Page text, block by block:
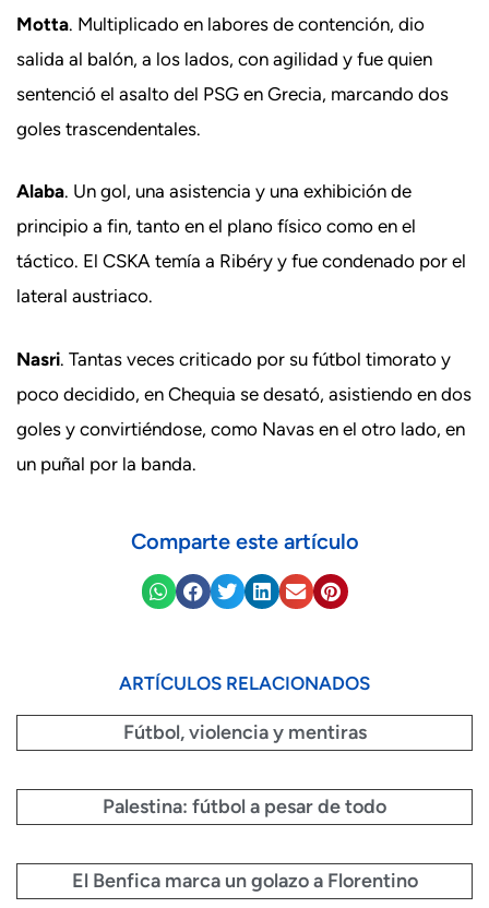
Motta. Multiplicado en labores de contención, dio
salida al balón, a los lados, con agilidad y fue quien
sentenció el asalto del PSG en Grecia, marcando dos
goles trascendentales.
Alaba. Un gol, una asistencia y una exhibición de
principio a fin, tanto en el plano físico como en el
táctico. El CSKA temía a Ribéry y fue condenado por el
lateral austriaco.
Nasri. Tantas veces criticado por su fútbol timorato y
poco decidido, en Chequia se desató, asistiendo en dos
goles y convirtiéndose, como Navas en el otro lado, en
un puñal por la banda.
Comparte este artículo
ARTÍCULOS RELACIONADOS
Fútbol, violencia y mentiras
Palestina: fútbol a pesar de todo
El Benfica marca un golazo a Florentino